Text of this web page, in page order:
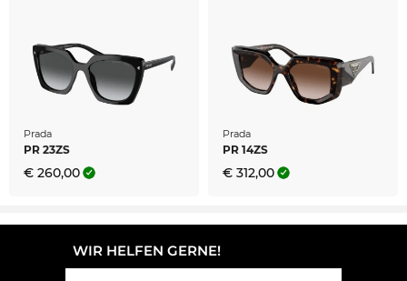
Prada
PR 23ZS
€ 260,00
Prada
PR 14ZS
€ 312,00
WIR HELFEN GERNE!